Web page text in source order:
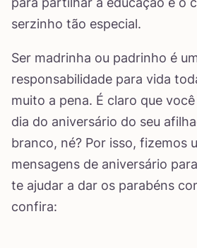
serzinho tão especial.
Ser madrinha ou padrinho é
responsabilidade para vida
muito a pena. É claro que
dia do aniversário do seu
branco, né? Por isso, fizemos
mensagens de aniversário
te ajudar a dar os parabéns
confira: